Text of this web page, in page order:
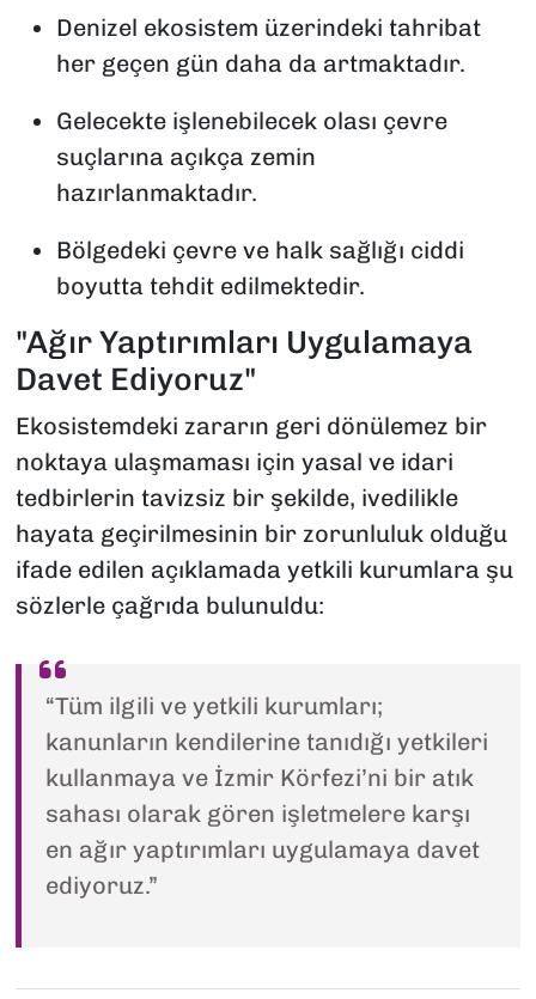
Denizel ekosistem üzerindeki tahribat
her geçen gün daha da artmaktadır.
Gelecekte işlenebilecek olası çevre
suçlarına açıkça zemin
hazırlanmaktadır.
Bölgedeki çevre ve halk sağlığı ciddi
boyutta tehdit edilmektedir.
"Ağır Yaptırımları Uygulamaya
Davet Ediyoruz"
Ekosistemdeki zararın geri dönülemez bir
noktaya ulaşmaması için yasal ve idari
tedbirlerin tavizsiz bir şekilde, ivedilikle
hayata geçirilmesinin bir zorunluluk olduğu
ifade edilen açıklamada yetkili kurumlara şu
sözlerle çağrıda bulunuldu:
“Tüm ilgili ve yetkili kurumları;
kanunların kendilerine tanıdığı yetkileri
kullanmaya ve İzmir Körfezi’ni bir atık
sahası olarak gören işletmelere karşı
en ağır yaptırımları uygulamaya davet
ediyoruz.”